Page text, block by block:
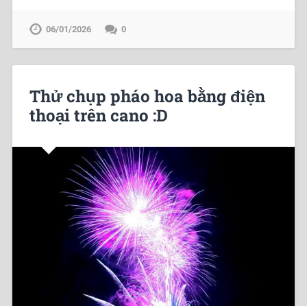
06/01/2026 0
Thử chụp pháo hoa bằng điện
thoại trên cano :D